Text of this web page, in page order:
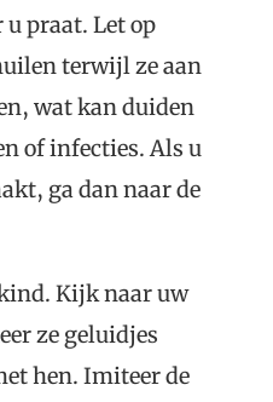
praat. Let op
terwijl ze aan
wat kan duiden
of infecties. Als u
ga dan naar de
Kijk naar uw
ze geluidjes
hen. Imiteer de